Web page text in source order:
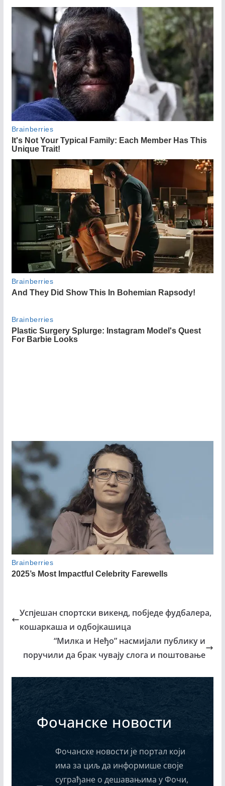
Успјешан спортски викенд, побједе фудбалера,
кошаркаша и одбојкашица
“Милка и Неђо” насмијали публику и
поручили да брак чувају слога и поштовање
Фочанске новости
Фочанске новости је портал који
има за циљ да информише своје
суграђане о дешавањима у Фочи,